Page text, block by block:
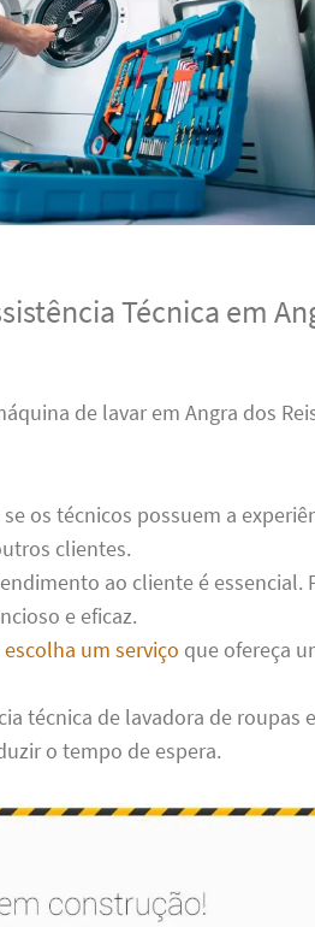
Técnica em
de lavar em Angra dos
os técnicos possuem a
clientes.
ao cliente é essencial.
e eficaz.
escolha um serviço que ofereça
técnica de lavadora de roupas
o tempo de espera.